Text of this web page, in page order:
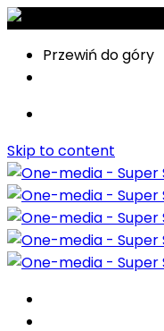
Przewiń do góry
Skip to content